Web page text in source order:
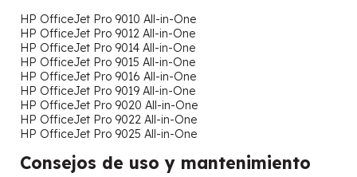
HP OfficeJet Pro 9010 All-in-One
HP OfficeJet Pro 9012 All-in-One
HP OfficeJet Pro 9014 All-in-One
HP OfficeJet Pro 9015 All-in-One
HP OfficeJet Pro 9016 All-in-One
HP OfficeJet Pro 9019 All-in-One
HP OfficeJet Pro 9020 All-in-One
HP OfficeJet Pro 9022 All-in-One
HP OfficeJet Pro 9025 All-in-One
Consejos de uso y mantenimiento